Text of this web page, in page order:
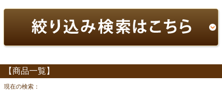
【商品一覧】
現在の検索：